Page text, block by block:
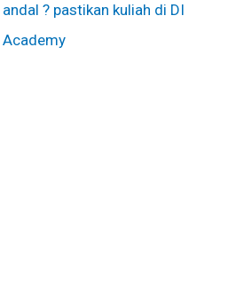
andal ? pastikan kuliah di DI
Academy